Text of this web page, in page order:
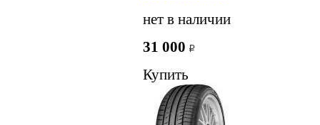
нет в наличии
31 000
Купить